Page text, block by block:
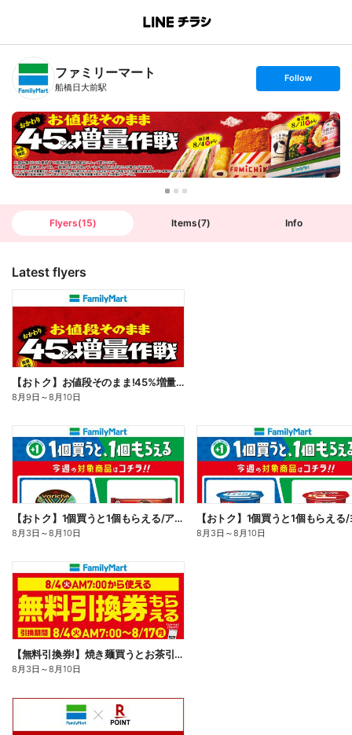
B
n
T
ファミリーマート
船橋日大前駅
s
t
o
l
l
o
w
Follow
Flyers(15) Items(7) Info
Latest flyers
【おトク】お値段そのまま!45%増量作戦!
8月9日 ～8月10日
【おトク】1個買うと1個もらえる/アイス
8月3日 ～8月10日 8月3日 ～8月10日
【無料引換券!】焼き麺買うとお茶引換券貰える!
8月3日 ～8月10日